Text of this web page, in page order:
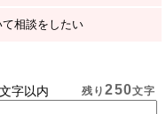
相談をしたい
字以内 残り250文字